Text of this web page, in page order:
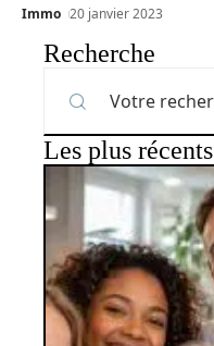
Immo 20 janvier 2023
Recherche
Les plus récents